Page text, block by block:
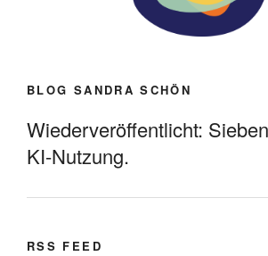
BLOG SANDRA SCHÖN
Wiederveröffentlicht:
KI-Nutzung.
RSS FEED